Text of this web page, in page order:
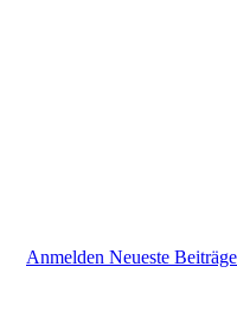
Anmelden Neueste Beiträge